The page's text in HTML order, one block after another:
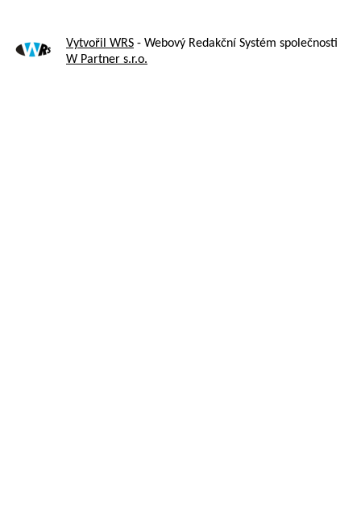
Vytvořil WRS - Webový Redakční Systém společnosti
W Partner s.r.o.